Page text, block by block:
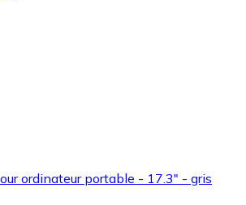
ordinateur portable - 17.3" - gris